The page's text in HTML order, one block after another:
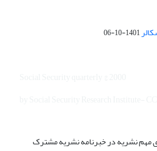
1401-10-06
مهم نشریه در خبرنامه نشریه مشترک